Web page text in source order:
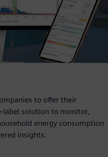
to offer their
label solution to monitor,
energy consumption
insights.